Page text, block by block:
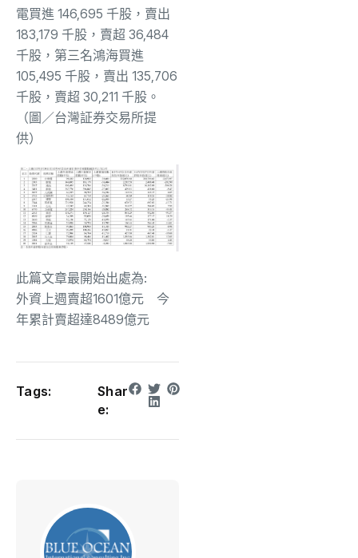
電買進 146,695 千股，賣出
183,179 千股，賣超 36,484
千股，第三名鴻海買進
105,495 千股，賣出 135,706
千股，賣超 30,211 千股。
（圖／台灣証券交易所提
供）
此篇文章最開始出處為:
外資上週賣超1601億元 今
年累計賣超達8489億元
Tags:
Shar
e: